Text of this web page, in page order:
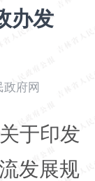
办发
政府网
于印发
发展规